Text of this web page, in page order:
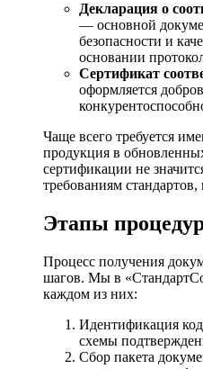
Декларация о
— основной
безопасности и
основании
Сертификат
оформляется
Чаще всего требуется
продукция в
сертификации не
требованиям
Этапы
Процесс получения
шагов. Мы в
каждом из них:
Идентификация
схемы
Сбор пакета